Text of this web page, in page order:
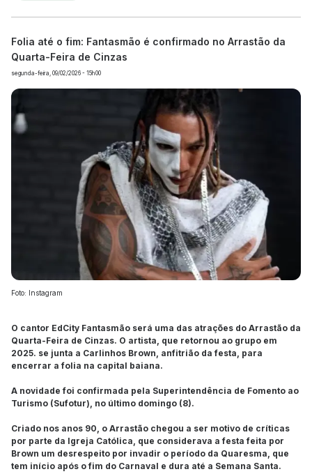
Folia até o fim: Fantasmão é confirmado no Arrastão da
Quarta-Feira de Cinzas
segunda-feira, 09/02/2026 - 15h00
Foto: Instagram
O cantor EdCity Fantasmão será uma das atrações do Arrastão da
Quarta-Feira de Cinzas. O artista, que retornou ao grupo em
2025. se junta a Carlinhos Brown, anfitrião da festa, para
encerrar a folia na capital baiana.
A novidade foi confirmada pela Superintendência de Fomento ao
Turismo (Sufotur), no último domingo (8).
Criado nos anos 90, o Arrastão chegou a ser motivo de críticas
por parte da Igreja Católica, que considerava a festa feita por
Brown um desrespeito por invadir o período da Quaresma, que
tem início após o fim do Carnaval e dura até a Semana Santa.